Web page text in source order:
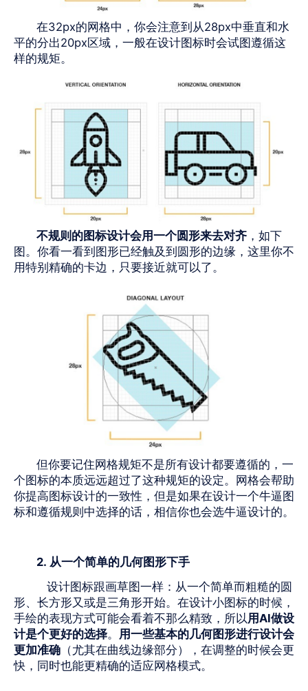
在32px的网格中，你会注意到从28px中垂直和水
平的分出20px区域，一般在设计图标时会试图遵循这
样的规矩。
不规则的图标设计会用一个圆形来去对齐 ，如下
图。你看一看到图形已经触及到圆形的边缘，这里你不
用特别精确的卡边，只要接近就可以了。
但你要记住网格规矩不是所有设计都要遵循的，一
个图标的本质远远超过了这种规矩的设定。网格会帮助
你提高图标设计的一致性，但是如果在设计一个牛逼图
标和遵循规则中选择的话，相信你也会选牛逼设计的。
2. 从一个简单的几何图形下手
设计图标跟画草图一样：从一个简单而粗糙的圆
形、长方形又或是三角形开始。在设计小图标的时候，
手绘的表现方式可能会看着不那么精致，所以用AI做设
计是个更好的选择。 用一些基本的几何图形进行设计会
更加准确 （尤其在曲线边缘部分），在调整的时候会更
快，同时也能更精确的适应网格模式。